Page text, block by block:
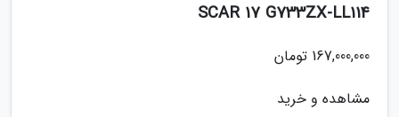
SCAR 17 G733ZX-LL114
167,000,000 تومان
مشاهده و خرید